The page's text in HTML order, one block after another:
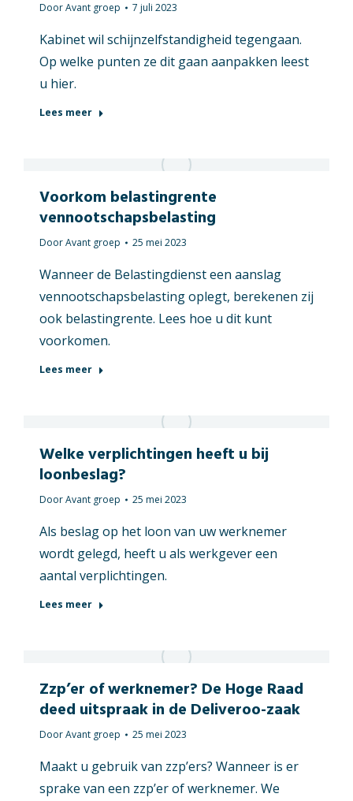
DoorAvant groep 7 juli 2023
Kabinet wil schijnzelfstandigheid tegengaan.
Op welke punten ze dit gaan aanpakken leest
u hier.
Lees meer
Voorkom belastingrente
vennootschapsbelasting
DoorAvant groep 25 mei 2023
Wanneer de Belastingdienst een aanslag
vennootschapsbelasting oplegt, berekenen zij
ook belastingrente. Lees hoe u dit kunt
voorkomen.
Lees meer
Welke verplichtingen heeft u bij
loonbeslag?
DoorAvant groep 25 mei 2023
Als beslag op het loon van uw werknemer
wordt gelegd, heeft u als werkgever een
aantal verplichtingen.
Lees meer
Zzp’er of werknemer? De Hoge Raad
deed uitspraak in de Deliveroo-zaak
DoorAvant groep 25 mei 2023
Maakt u gebruik van zzp’ers? Wanneer is er
sprake van een zzp’er of werknemer. We